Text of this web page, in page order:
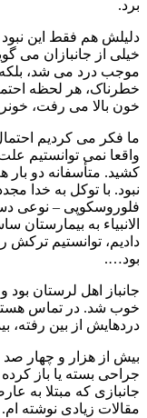
برد.
دلیلش هم فقط این
خیلی از جانبازان می‌
موجب درد می‌ شد،
خطرناک، هر لحظه
خون بالا می‌ رفت،
ما فکر می‌ کردیم
واقعا نمی‌ توانستیم
کشید. متأسفانه دو
نبود. با توکل به خدا
فلوروسکوپی – نوعی
الانبیاء به
دادیم، توانستیم
بود….
جانباز اهل لرستان
خوب شد. در تماس
دردهایش از بین
بیش از ‌هزار و چهار صد
جانبازی که مبتلا به
مقالات زیادی نوشته‌ ام.